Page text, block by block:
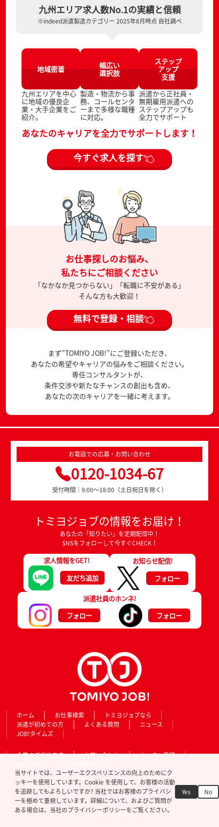
九州エリア求人数No.1の実績と信頼
※indeed派遣製造カテゴリー 2025年8月時点 自社調べ
地域密着
九州エリアを中心
に地域の優良企
業・大手企業をご
紹介。
幅広い
選択肢
製造・物流から事
務、コールセンタ
ーまで多様な職種
に対応。
ステップ
アップ
支援
派遣から正社員・
無期雇用派遣への
ステップアップも
全力でサポート
あなたのキャリアを全力でサポートします！
今すぐ求人を探す
お仕事探しのお悩み、
私たちにご相談ください
「なかなか見つからない」「転職に不安がある」
そんな方も大歓迎！
無料で登録・相談
まず”TOMIYO JOB!”にご登録いただき、
あなたの希望やキャリアの悩みをご相談ください。
専任コンサルタントが、
条件交渉や新たなチャンスの創出も含め、
あなたの次のキャリアを一緒に考えます。
お電話での応募・お問い合わせ
0120-1034-67
受付時間｜9:00～18:00（土日祝日を除く）
トミヨジョブの情報をお届け！
あなたの「知りたい」を定期配信中！
SNSをフォローして今すぐCHECK！
求人情報をGET!
友だち追加
お知らせ配信!
フォロー
派遣社員のホンネ!
フォロー
フォロー
ホーム お仕事検索
トミヨジョブなら
派遣が初めての方
よくある質問
ニュース
JOB!タイムズ
企業のご担当者様 お問い合わせ
カンタン登録
Copyright © TOMIYO JOB!. All Rights Reserved.
当サイトでは、ユーザーエクスペリエンスの向上のためにク
ッキーを使用しています。Cookie を使用して、お客様の活動
を追跡してもよろしいですか? 当社ではお客様のプライバシ
ーを極めて重視しています。詳細について、およびご質問が
ある場合は、当社のプライバシーポリシーをご覧ください。
Yes No